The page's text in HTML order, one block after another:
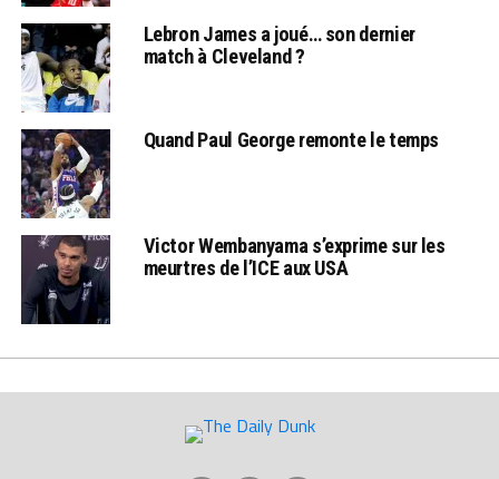
Lebron James a joué… son dernier
match à Cleveland ?
Quand Paul George remonte le temps
Victor Wembanyama s’exprime sur les
meurtres de l’ICE aux USA